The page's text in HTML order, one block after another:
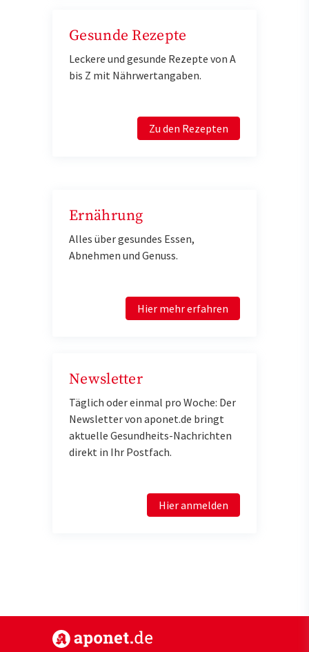
Gesunde Rezepte
Leckere und gesunde Rezepte von A
bis Z mit Nährwertangaben.
Zu den Rezepten
Ernährung
Alles über gesundes Essen,
Abnehmen und Genuss.
Hier mehr erfahren
Newsletter
Täglich oder einmal pro Woche: Der
Newsletter von aponet.de bringt
aktuelle Gesundheits-Nachrichten
direkt in Ihr Postfach.
Hier anmelden